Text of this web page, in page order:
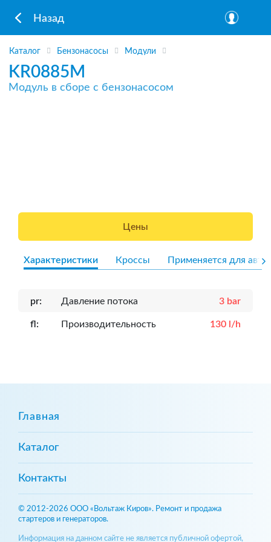
Назад
Каталог Бензонасосы Модули
KR0885M
Модуль в сборе с бензонасосом
Цены
Характеристики Кроссы Применяется для авто
pr: Давление потока 3 bar
fl: Производительность 130 l/h
Главная
Каталог
Контакты
© 2012-2026 ООО «Вольтаж Киров». Ремонт и продажа
стартеров и генераторов.
Информация на данном сайте не является публичной офертой,